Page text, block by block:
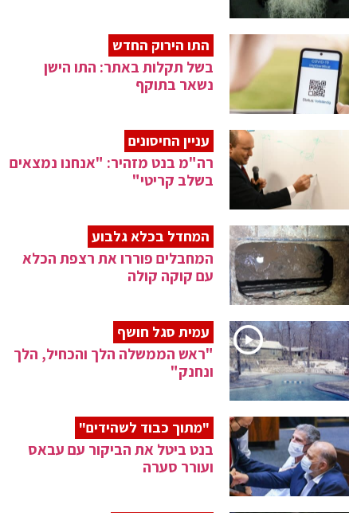
התו הירוק החדש
בשל תקלות באתר: התו הישן
נשאר בתוקף
עניין החיסונים
רה"מ בנט מזהיר: "אנחנו נמצאים
בשלב קריטי"
המחדל בכלא גלבוע
המחבלים פוררו את רצפת הכלא
עם קוקה קולה
עמית סגל חושף
"ראש הממשלה הלך והכחיל, הלך
ונחנק"
"מתוך כבוד לשהידים"
בנט ביטל את הביקור עם עבאס
ועורר סערה